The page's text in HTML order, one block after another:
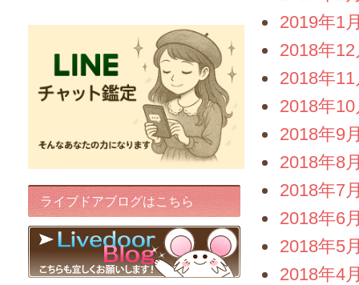
2019年1
2018年12
2018年11
2018年10
2018年9
2018年8
2018年7
2018年6
2018年5
2018年4
ライブドアブログはこちら